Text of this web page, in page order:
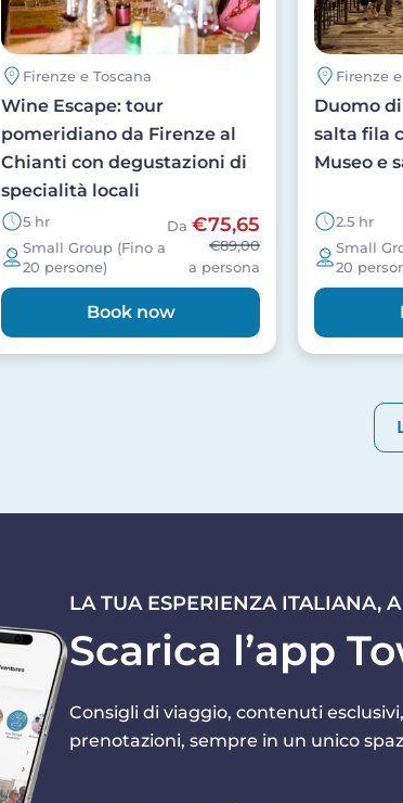
Firenze e Toscana
Wine Escape: tour
pomeridiano da Firenze al
Chianti con degustazioni di
specialità locali
5 hr
Small Group (Fino a
20 persone)
Da €75,65
€89,00
a persona
Book now
Firenze
Duomo
salta fila
Museo e
2.5 hr
Small
20
LA TUA ESPERIENZA ITALIANA,
Scarica l’app
Consigli di viaggio, contenuti
prenotazioni, sempre in un unico